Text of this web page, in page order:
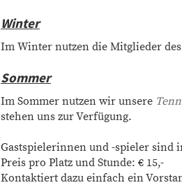
Winter
Im Winter nutzen die Mitglieder
Sommer
Im Sommer nutzen wir unsere
stehen uns zur Verfügung.
Gastspielerinnen und -spieler
Preis pro Platz und Stunde: € 15,-
Kontaktiert dazu einfach ein